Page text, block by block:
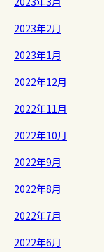
2023年2月
2023年1月
2022年12月
2022年11月
2022年10月
2022年9月
2022年8月
2022年7月
2022年6月